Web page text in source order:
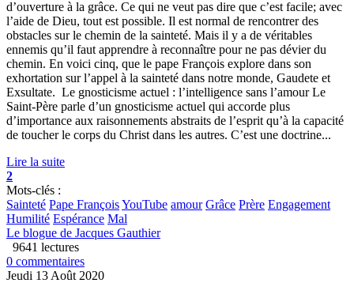
d’ouverture à la grâce. Ce qui ne veut pas dire que c’est facile; avec
l’aide de Dieu, tout est possible. Il est normal de rencontrer des
obstacles sur le chemin de la sainteté. Mais il y a de véritables
ennemis qu’il faut apprendre à reconnaître pour ne pas dévier du
chemin. En voici cinq, que le pape François explore dans son
exhortation sur l’appel à la sainteté dans notre monde, Gaudete et
Exsultate. Le gnosticisme actuel : l’intelligence sans l’amour Le
Saint-Père parle d’un gnosticisme actuel qui accorde plus
d’importance aux raisonnements abstraits de l’esprit qu’à la capacité
de toucher le corps du Christ dans les autres. C’est une doctrine...
Lire la suite
2
Mots-clés :
Sainteté Pape FrançoisYouTube amour Grâce Prère Engagement
Humilité Espérance Mal
Le blogue de Jacques Gauthier
9641 lectures
0 commentaires
Jeudi 13 Août 2020